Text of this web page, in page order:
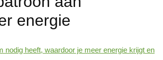
energie
heeft, waardoor je meer energie krijgt en